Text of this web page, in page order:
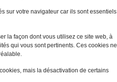
sur votre navigateur car ils sont essentiels
la façon dont vous utilisez ce site web, à
qui vous sont pertinents. Ces cookies ne
mais la désactivation de certains